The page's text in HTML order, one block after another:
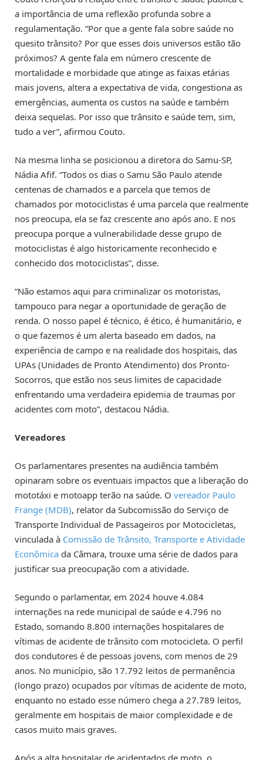
a importância de uma reflexão profunda sobre a
regulamentação. “Por que a gente fala sobre saúde no
quesito trânsito? Por que esses dois universos estão tão
próximos? A gente fala em número crescente de
mortalidade e morbidade que atinge as faixas etárias
mais jovens, altera a expectativa de vida, congestiona as
emergências, aumenta os custos na saúde e também
deixa sequelas. Por isso que trânsito e saúde tem, sim,
tudo a ver”, afirmou Couto.
Na mesma linha se posicionou a diretora do Samu-SP,
Nádia Afif. “Todos os dias o Samu São Paulo atende
centenas de chamados e a parcela que temos de
chamados por motociclistas é uma parcela que realmente
nos preocupa, ela se faz crescente ano após ano. E nos
preocupa porque a vulnerabilidade desse grupo de
motociclistas é algo historicamente reconhecido e
conhecido dos motociclistas”, disse.
“Não estamos aqui para criminalizar os motoristas,
tampouco para negar a oportunidade de geração de
renda. O nosso papel é técnico, é ético, é humanitário, e
o que fazemos é um alerta baseado em dados, na
experiência de campo e na realidade dos hospitais, das
UPAs (Unidades de Pronto Atendimento) dos Pronto-
Socorros, que estão nos seus limites de capacidade
enfrentando uma verdadeira epidemia de traumas por
acidentes com moto”, destacou Nádia.
Vereadores
Os parlamentares presentes na audiência também
opinaram sobre os eventuais impactos que a liberação do
mototáxi e motoapp terão na saúde. O vereador Paulo
Frange (MDB), relator da Subcomissão do Serviço de
Transporte Individual de Passageiros por Motocicletas,
vinculada à Comissão de Trânsito, Transporte e Atividade
Econômica da Câmara, trouxe uma série de dados para
justificar sua preocupação com a atividade.
Segundo o parlamentar, em 2024 houve 4.084
internações na rede municipal de saúde e 4.796 no
Estado, somando 8.800 internações hospitalares de
vítimas de acidente de trânsito com motocicleta. O perfil
dos condutores é de pessoas jovens, com menos de 29
anos. No município, são 17.792 leitos de permanência
(longo prazo) ocupados por vítimas de acidente de moto,
enquanto no estado esse número chega a 27.789 leitos,
geralmente em hospitais de maior complexidade e de
casos muito mais graves.